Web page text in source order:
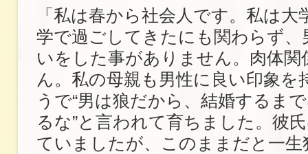
「私は春から社会人です。私は
学で過ごしてきたにも関わらず、
いをした事がありません。肉体関
ん。私の母親も男性に良い印象を
うで“男は狼だから、結婚するま
るな”と言われて育ちました。彼
ていましたが、このままだと一生